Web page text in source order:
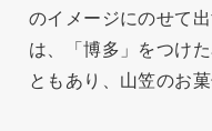
のイメージにのせて
は、「博多」をつけ
ともあり、山笠のお